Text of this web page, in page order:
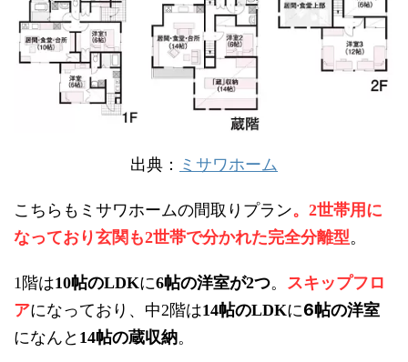
出典： ミサワホーム
こちらもミサワホームの間取りプラン。 2世帯用に
なっており玄関も2世帯で分かれた完全分離型。
1 階は10帖のLDKに6帖の洋室が2つ。 スキップフロ
アになっており、中2階は14帖のLDKに6帖の洋室
になんと 14帖の蔵収納。